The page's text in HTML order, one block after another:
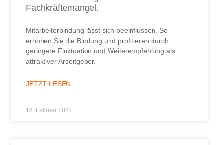
Fachkräftemangel.
Mitarbeiterbindung lässt sich beeinflussen. So
erhöhen Sie die Bindung und profitieren durch
geringere Fluktuation und Weiterempfehlung als
attraktiver Arbeitgeber.
JETZT LESEN ...
16. Februar 2023